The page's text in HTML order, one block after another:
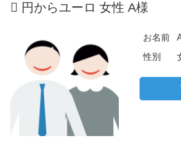
1
円からユーロ 女性 A様
お名前
性別